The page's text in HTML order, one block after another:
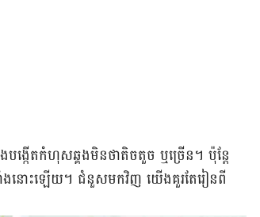
ង្កើត​កំហុស​ឆ្គង​មិន​ថា​តិចតួច ឬ​ច្រើន។ ប៉ុន្តែ
នោះ​ឡើយ។ ជំនួស​មក​វិញ យើង​គួរ​តែ​រៀន​ពី​